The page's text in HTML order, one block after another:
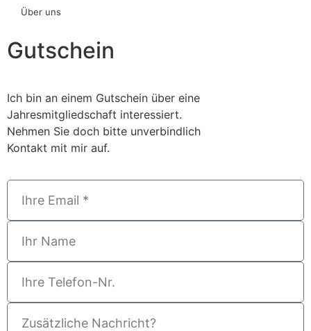
Über uns
Gutschein
Ich bin an einem Gutschein über eine
Jahresmitgliedschaft interessiert.
Nehmen Sie doch bitte unverbindlich
Kontakt mit mir auf.